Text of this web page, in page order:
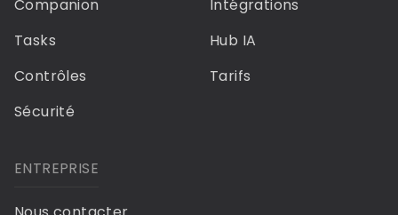
Companion
Tasks
Contrôles
Sécurité
Intégrations
Hub IA
Tarifs
ENTREPRISE